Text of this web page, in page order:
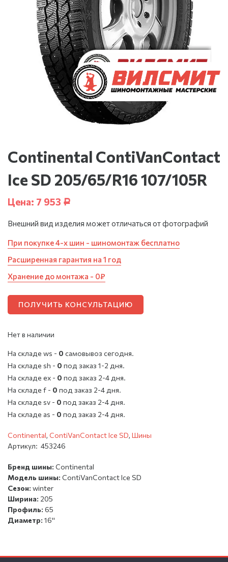
Continental ContiVanContact
Ice SD 205/65/R16 107/105R
Цена: 7 953 Р
Внешний вид изделия может отличаться от фотографий
При покупке 4-х шин - шиномонтаж бесплатно
Расширенная гарантия на 1 год
Хранение до монтажа - 0₽
ПОЛУЧИТЬ КОНСУЛЬТАЦИЮ
Нет в наличии
На складе ws - 0 cамовывоз сегодня.
На складе sh - 0 под заказ 1-2 дня.
На складе ex - 0 под заказ 2-4 дня.
На складе f - 0 под заказ 2-4 дня.
На складе sv - 0 под заказ 2-4 дня.
На складе as - 0 под заказ 2-4 дня.
Continental, ContiVanContact Ice SD, Шины
Артикул: 453246
Бренд шины: Continental
Модель шины: ContiVanContact Ice SD
Сезон: winter
Ширина: 205
Профиль: 65
Диаметр: 16''